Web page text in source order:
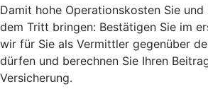
Damit hohe Operationskosten Sie
dem Tritt bringen: Bestätigen Sie im
wir für Sie als Vermittler gegenüber
dürfen und berechnen Sie Ihren
Versicherung.